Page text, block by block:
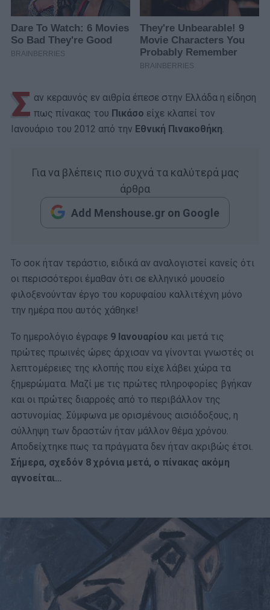
Σ αν κεραυνός εν αιθρία έπεσε στην Ελλάδα η είδηση
πως πίνακας του Πικάσο είχε κλαπεί τον
Ιανουάριο του 2012 από την Εθνική Πινακοθήκη
Για να βλέπεις πιο συχνά τα καλύτερά μας
άρθρα
Add Menshouse.gr on Google
Το σοκ ήταν τεράστιο, ειδικά αν αναλογιστεί κανείς ότι
οι περισσότεροι έμαθαν ότι σε ελληνικό μουσείο
φιλοξενούνταν έργο του κορυφαίου καλλιτέχνη μόνο
την ημέρα που αυτός χάθηκε!
Το ημερολόγιο έγραφε 9 Ιανουαρίου και μετά τις
πρώτες πρωινές ώρες άρχισαν να γίνονται γνωστές οι
λεπτομέρειες της κλοπής που είχε λάβει χώρα τα
ξημερώματα. Μαζί με τις πρώτες πληροφορίες βγήκαν
και οι πρώτες διαρροές από το περιβάλλον της
αστυνομίας. Σύμφωνα με ορισμένους αισιόδοξους, η
σύλληψη των δραστών ήταν μάλλον θέμα χρόνου.
Αποδείχτηκε πως τα πράγματα δεν ήταν ακριβώς έτσι.
Σήμερα, σχεδόν 8 χρόνια μετά, ο πίνακας ακόμη
αγνοείται…